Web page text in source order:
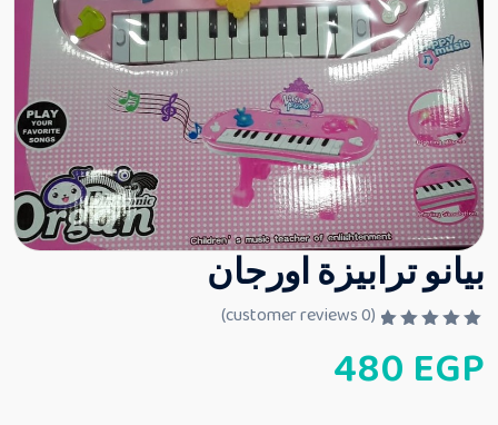
بيانو ترابيزة اورجان
م
ا
(
0
480 EGP